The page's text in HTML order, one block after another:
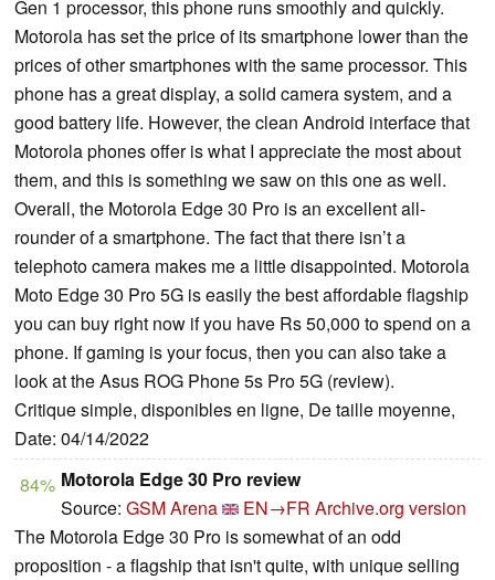
Gen 1 processor, this phone runs smoothly and quickly.
Motorola has set the price of its smartphone lower than the
prices of other smartphones with the same processor. This
phone has a great display, a solid camera system, and a
good battery life. However, the clean Android interface that
Motorola phones offer is what I appreciate the most about
them, and this is something we saw on this one as well.
Overall, the Motorola Edge 30 Pro is an excellent all-
rounder of a smartphone. The fact that there isn’t a
telephoto camera makes me a little disappointed. Motorola
Moto Edge 30 Pro 5G is easily the best affordable flagship
you can buy right now if you have Rs 50,000 to spend on a
phone. If gaming is your focus, then you can also take a
look at the Asus ROG Phone 5s Pro 5G (review).
Critique simple, disponibles en ligne, De taille moyenne,
Date: 04/14/2022
84% Motorola Edge 30 Pro review
Source: GSM Arena EN→FR Archive.org version
The Motorola Edge 30 Pro is somewhat of an odd
proposition - a flagship that isn't quite, with unique selling